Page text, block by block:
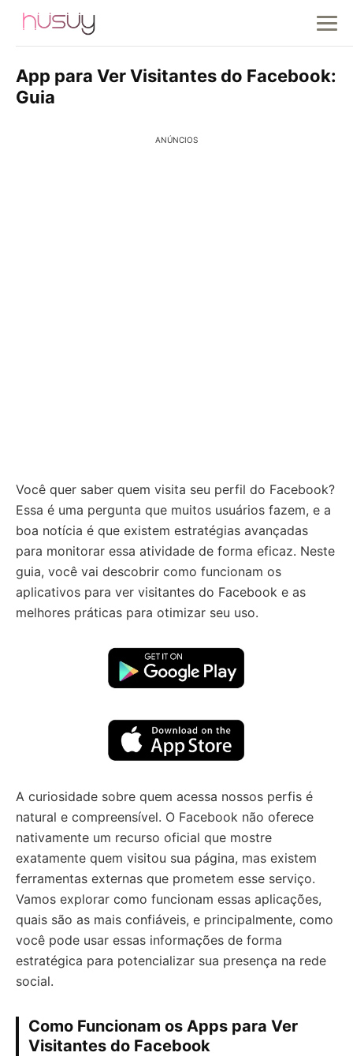
App para Ver Visitantes do Facebook:
Guia
ANÚNCIOS
Você quer saber quem visita seu perfil do Facebook?
Essa é uma pergunta que muitos usuários fazem, e a
boa notícia é que existem estratégias avançadas
para monitorar essa atividade de forma eficaz. Neste
guia, você vai descobrir como funcionam os
aplicativos para ver visitantes do Facebook e as
melhores práticas para otimizar seu uso.
A curiosidade sobre quem acessa nossos perfis é
natural e compreensível. O Facebook não oferece
nativamente um recurso oficial que mostre
exatamente quem visitou sua página, mas existem
ferramentas externas que prometem esse serviço.
Vamos explorar como funcionam essas aplicações,
quais são as mais confiáveis, e principalmente, como
você pode usar essas informações de forma
estratégica para potencializar sua presença na rede
social.
Como Funcionam os Apps para Ver
Visitantes do Facebook